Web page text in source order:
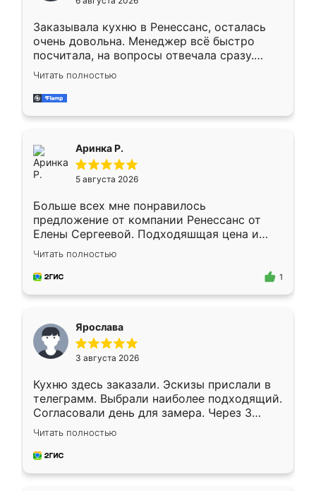
мебели буду заказывать только здесь.
Заказывала кухню в Ренессанс, осталась
очень довольна. Менеджер всё быстро
посчитала, на вопросы отвечала сразу.
Замерщик приехал в субботу, подошёл к
делу со всей ответственностью. Собрали
за день, ребята работали аккуратно, даже
Читать полностью
Аринка Р.
5 августа 2026
Больше всех мне понравилось
предложение от компании Ренессанс от
Елены Сергеевой. Подходяшщая цена и
короткие сроки изготовления. Приехавший
для замера сотрудник Владислав
предложил по моему эскизу самый
Читать полностью
1
Ярослава
3 августа 2026
Кухню здесь заказали. Эскизы прислали в
телеграмм. Выбрали наиболее подходящий.
Согласовали день для замера. Через 3
недели кухня была уже готова. Остались
довольны работой. Спасибо Ренессанс
мебель за качественную работу!
Читать полностью